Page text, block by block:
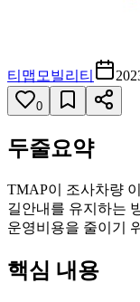
티맵모빌리티
0
두줄요약
TMAP이 조사차량
길안내를 유지하는
운영비용을 줄이기
핵심 내용